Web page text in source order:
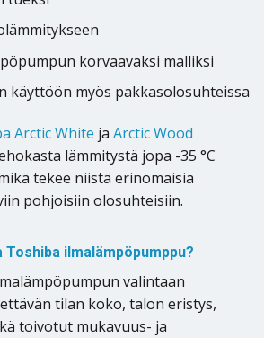
korvaavaksi malliksi
käyttöön myös pakkasolosuhteissa
Arctic White ja Arctic Wood
lämmitystä jopa -35 °C
tekee niistä erinomaisia
pohjoisiin olosuhteisiin.
ilmalämpöpumppu?
valintaan
tilan koko, talon eristys,
toivotut mukavuus- ja